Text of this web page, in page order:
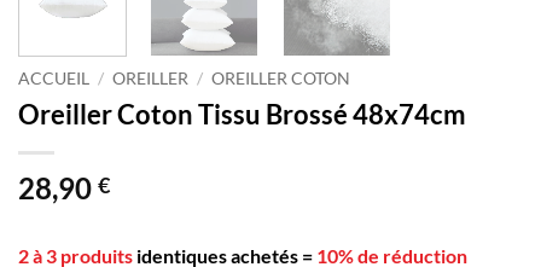
ACCUEIL / OREILLER / OREILLER COTON
Oreiller Coton Tissu Brossé 48x74cm
28,90 €
2 à 3 produits identiques achetés = 10% de réduction